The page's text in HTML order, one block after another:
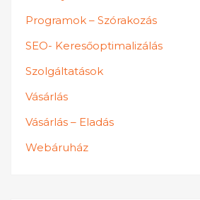
Programok – Szórakozás
SEO- Keresőoptimalizálás
Szolgáltatások
Vásárlás
Vásárlás – Eladás
Webáruház